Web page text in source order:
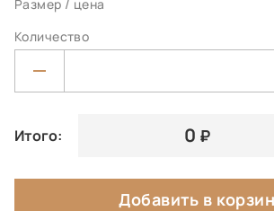
Размер / цена
Количество
Итого: 0
Добавить в